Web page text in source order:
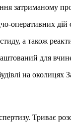
затриманому
оперативних
а також
для
на околицях
Триває